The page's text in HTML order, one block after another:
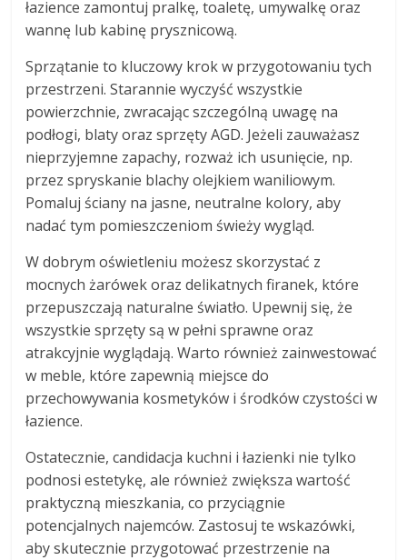
łazience zamontuj pralkę, toaletę, umywalkę oraz
wannę lub kabinę prysznicową.
Sprzątanie to kluczowy krok w przygotowaniu tych
przestrzeni. Starannie wyczyść wszystkie
powierzchnie, zwracając szczególną uwagę na
podłogi, blaty oraz sprzęty AGD. Jeżeli zauważasz
nieprzyjemne zapachy, rozważ ich usunięcie, np.
przez spryskanie blachy olejkiem waniliowym.
Pomaluj ściany na jasne, neutralne kolory, aby
nadać tym pomieszczeniom świeży wygląd.
W dobrym oświetleniu możesz skorzystać z
mocnych żarówek oraz delikatnych firanek, które
przepuszczają naturalne światło. Upewnij się, że
wszystkie sprzęty są w pełni sprawne oraz
atrakcyjnie wyglądają. Warto również zainwestować
w meble, które zapewnią miejsce do
przechowywania kosmetyków i środków czystości w
łazience.
Ostatecznie, candidacja kuchni i łazienki nie tylko
podnosi estetykę, ale również zwiększa wartość
praktyczną mieszkania, co przyciągnie
potencjalnych najemców. Zastosuj te wskazówki,
aby skutecznie przygotować przestrzenie na